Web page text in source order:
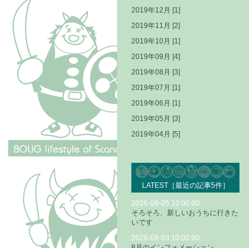
2019年12月 [1]
2019年11月 [2]
2019年10月 [1]
2019年09月 [4]
2019年08月 [3]
2019年07月 [1]
2019年06月 [1]
2019年05月 [3]
2019年04月 [5]
LATEST［最近の記事5件］
2026-08-05 10:00:00
そろそろ、新しいおうちに行きた
いです
2026-08-03 10:00:00